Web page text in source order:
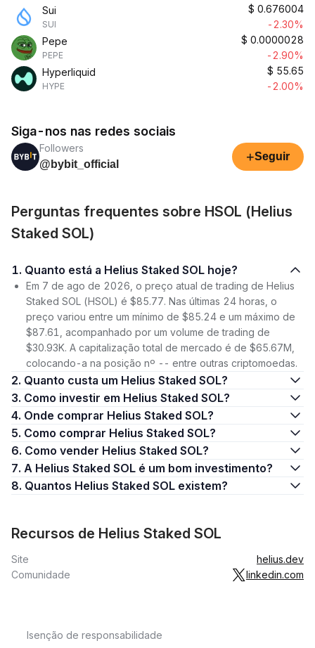
Sui
SUI
$ 0.676004
-2.30%
Pepe
PEPE
$ 0.0000028
-2.90%
Hyperliquid
HYPE
$ 55.65
-2.00%
Siga-nos nas redes sociais
Followers
@bybit_official
+Seguir
Perguntas frequentes sobre HSOL (Helius
Staked SOL)
1. Quanto está a Helius Staked SOL hoje?
Em 7 de ago de 2026, o preço atual de trading de Helius
Staked SOL (HSOL) é $85.77. Nas últimas 24 horas, o
preço variou entre um mínimo de $85.24 e um máximo de
$87.61, acompanhado por um volume de trading de
$30.93K. A capitalização total de mercado é de $65.67M,
colocando-a na posição nº -- entre outras criptomoedas.
2. Quanto custa um Helius Staked SOL?
3. Como investir em Helius Staked SOL?
4. Onde comprar Helius Staked SOL?
5. Como comprar Helius Staked SOL?
6. Como vender Helius Staked SOL?
7. A Helius Staked SOL é um bom investimento?
8. Quantos Helius Staked SOL existem?
Recursos de Helius Staked SOL
Site
helius.dev
Comunidade
linkedin.com
Isenção de responsabilidade